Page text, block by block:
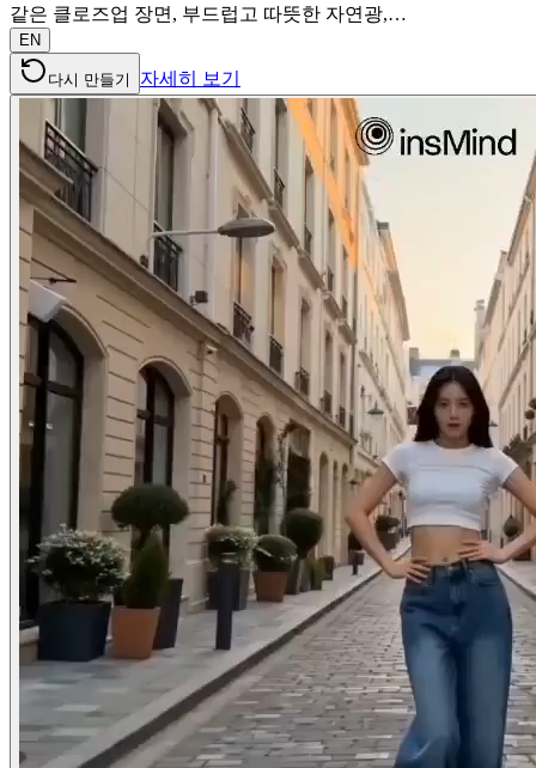
같은 클로즈업 장면, 부드럽고 따뜻한 자연광,…
EN
다시 만들기 자세히 보기